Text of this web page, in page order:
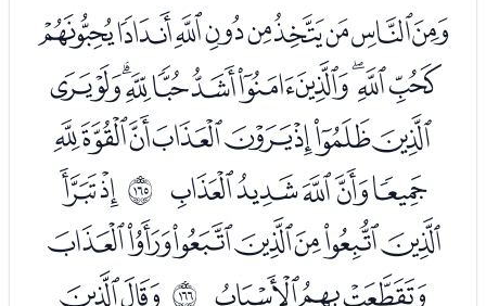
ﭽﭾﭿﮀﮁﮂﮃﮄﮅ
ﮆﮇﮈﮉﮊﮋﮌﮍﮎﮏﮐ
ﮑﮒﮓﮔﮕﮖﮗﮘ
ﮙﮚﮛﮜﮝ ﲤﮟﮠ
ﮡﮢﮣﮤﮥﮦﮧ
ﲥ